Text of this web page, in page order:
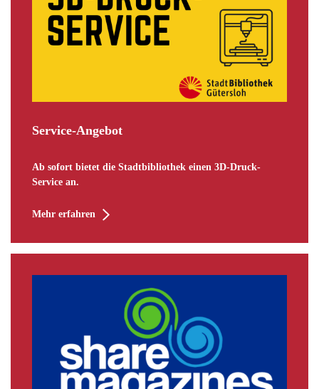
Service-Angebot
Ab sofort bietet die Stadtbibliothek einen 3D-Druck-
Service an.
Mehr erfahren